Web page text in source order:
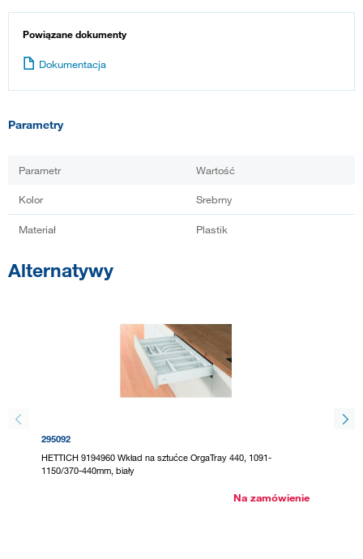
Powiązane dokumenty
Dokumentacja
Parametry
Parametr Wartość
Kolor Srebrny
Materiał Plastik
Alternatywy
295092
HETTICH 9194960 Wkład na sztućce OrgaTray 440, 1091-
1150/370-440mm, biały
Na zamówienie